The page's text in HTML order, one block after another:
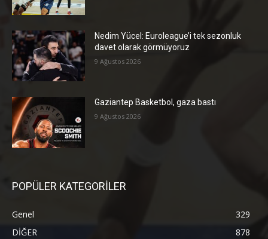
Nedim Yücel: Euroleague’i tek sezonluk
davet olarak görmüyoruz
9 Ağustos 2026
Gaziantep Basketbol, gaza bastı
9 Ağustos 2026
POPÜLER KATEGORİLER
Genel
329
DİĞER
878